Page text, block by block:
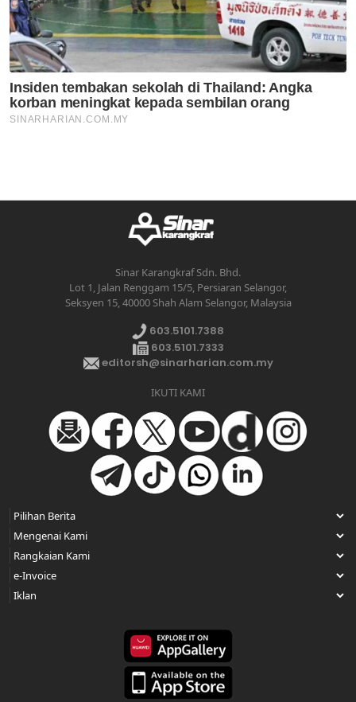
Sinar Karangkraf Sdn. Bhd.
Lot 1, Jalan Renggam 15/5, Persiaran Selangor,
Seksyen 15, 40000 Shah Alam Selangor, Malaysia
603.5101.7388
603.5101.7333
editorsh@sinarharian.com.my
IKUTI KAMI